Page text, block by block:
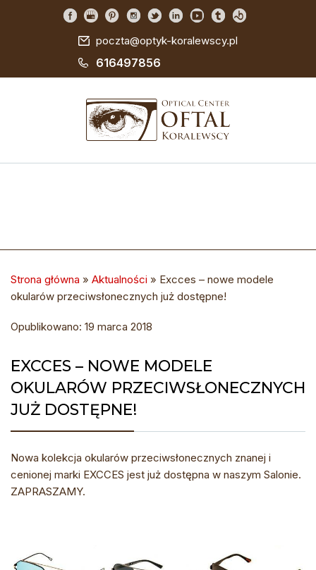
poczta@optyk-koralewscy.pl
616497856
Strona główna » Aktualności » Excces – nowe modele
okularów przeciwsłonecznych już dostępne!
Opublikowano: 19 marca 2018
EXCCES – NOWE MODELE
OKULARÓW PRZECIWSŁONECZNYCH
JUŻ DOSTĘPNE!
Nowa kolekcja okularów przeciwsłonecznych znanej i
cenionej marki EXCCES jest już dostępna w naszym Salonie.
ZAPRASZAMY.